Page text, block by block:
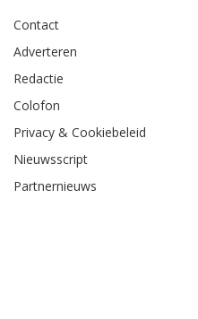
Contact
Adverteren
Redactie
Colofon
Privacy & Cookiebeleid
Nieuwsscript
Partnernieuws